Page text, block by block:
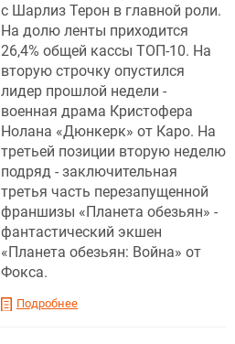
с Шарлиз Терон в главной роли.
На долю ленты приходится
26,4% общей кассы ТОП-10. На
вторую строчку опустился
лидер прошлой недели -
военная драма Кристофера
Нолана «Дюнкерк» от Каро. На
третьей позиции вторую неделю
подряд - заключительная
третья часть перезапущенной
франшизы «Планета обезьян» -
фантастический экшен
«Планета обезьян: Война» от
Фокса.
Подробнее